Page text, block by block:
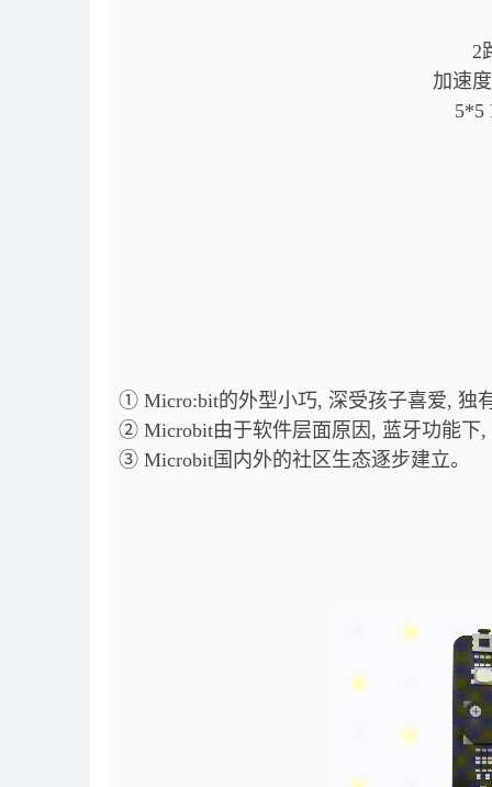
2
加速
5*5
① Micro:bit的外型小巧, 深受孩子喜爱, 独
② Microbit由于软件层面原因, 蓝牙功能下
③ Microbit国内外的社区生态逐步建立。